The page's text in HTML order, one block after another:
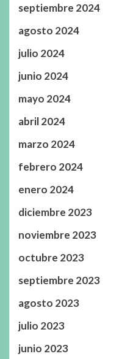
septiembre 2024
agosto 2024
julio 2024
junio 2024
mayo 2024
abril 2024
marzo 2024
febrero 2024
enero 2024
diciembre 2023
noviembre 2023
octubre 2023
septiembre 2023
agosto 2023
julio 2023
junio 2023